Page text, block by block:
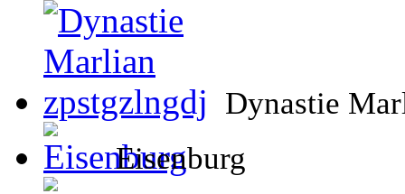
Dynastie
Eisenburg